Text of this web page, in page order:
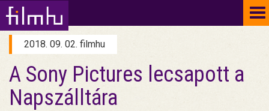
2018. 09. 02. filmhu
A Sony Pictures lecsapott a
Napszálltára